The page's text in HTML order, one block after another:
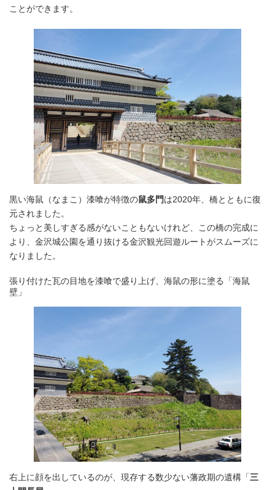
ことができます。
黒い海鼠（なまこ）漆喰が特徴の鼠多門は2020年、橋とともに復
元されました。
ちょっと美しすぎる感がないこともないけれど、この橋の完成に
より、金沢城公園を通り抜ける金沢観光回遊ルートがスムーズに
なりました。
張り付けた瓦の目地を漆喰で盛り上げ、海鼠の形に塗る「海鼠
壁」
右上に顔を出しているのが、現存する数少ない藩政期の遺構「三